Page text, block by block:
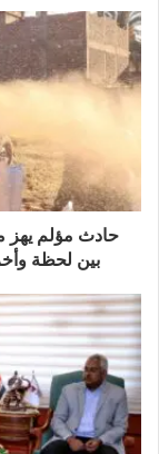
حادث مؤلم يهز
بين لحظة